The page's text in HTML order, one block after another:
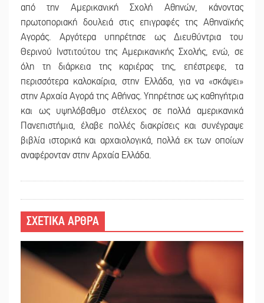
από την Αμερικανική Σχολή Αθηνών, κάνοντας
πρωτοποριακή δουλειά στις επιγραφές της Αθηναϊκής
Αγοράς. Αργότερα υπηρέτησε ως Διευθύντρια του
Θερινού Ινστιτούτου της Αμερικανικής Σχολής, ενώ, σε
όλη τη διάρκεια της καριέρας της, επέστρεφε, τα
περισσότερα καλοκαίρια, στην Ελλάδα, για να «σκάψει»
στην Αρχαία Αγορά της Αθήνας. Υπηρέτησε ως καθηγήτρια
και ως υψηλόβαθμο στέλεχος σε πολλά αμερικανικά
Πανεπιστήμια, έλαβε πολλές διακρίσεις και συνέγραψε
βιβλία ιστορικά και αρχαιολογικά, πολλά εκ των οποίων
αναφέρονταν στην Αρχαία Ελλάδα.
ΣΧΕΤΙΚΑ ΑΡΘΡΑ